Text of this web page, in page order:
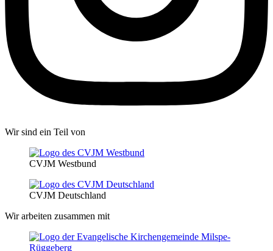
Wir sind ein Teil von
CVJM Westbund
CVJM Deutschland
Wir arbeiten zusammen mit